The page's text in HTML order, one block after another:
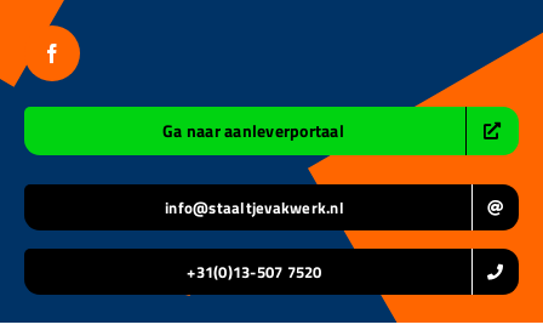
inhoud
Ga naar aanleverportaal
info@staaltjevakwerk.nl
+31(0)13-507 7520